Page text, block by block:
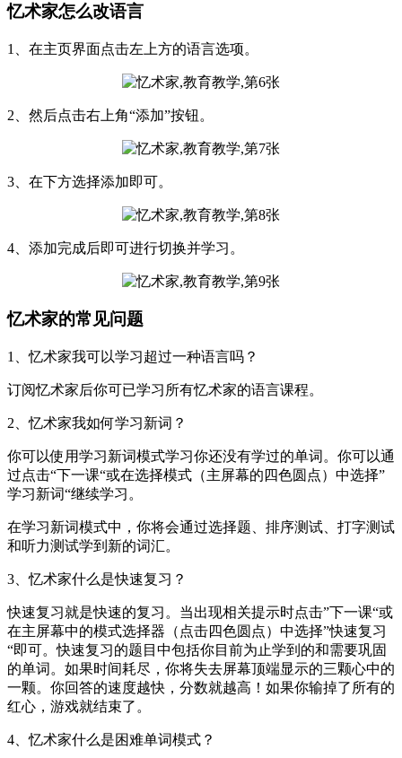
忆术家怎么改语言
1、在主页界面点击左上方的语言选项。
2、然后点击右上角“添加”按钮。
3、在下方选择添加即可。
4、添加完成后即可进行切换并学习。
忆术家的常见问题
1、忆术家我可以学习超过一种语言吗？
订阅忆术家后你可已学习所有忆术家的语言课程。
2、忆术家我如何学习新词？
你可以使用学习新词模式学习你还没有学过的单词。你可以通
过点击“下一课“或在选择模式（主屏幕的四色圆点）中选择”
学习新词“继续学习。
在学习新词模式中，你将会通过选择题、排序测试、打字测试
和听力测试学到新的词汇。
3、忆术家什么是快速复习？
快速复习就是快速的复习。当出现相关提示时点击”下一课“或
在主屏幕中的模式选择器（点击四色圆点）中选择”快速复习
“即可。快速复习的题目中包括你目前为止学到的和需要巩固
的单词。如果时间耗尽，你将失去屏幕顶端显示的三颗心中的
一颗。你回答的速度越快，分数就越高！如果你输掉了所有的
红心，游戏就结束了。
4、忆术家什么是困难单词模式？